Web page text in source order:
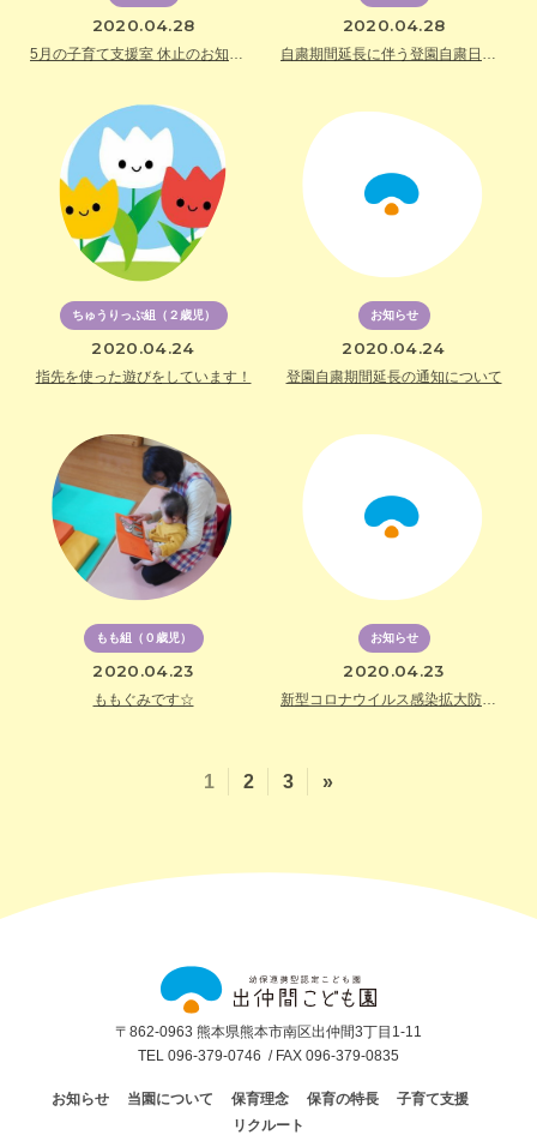
2020.04.28
5月の子育て支援室 休止のお知らせ
2020.04.28
自粛期間延長に伴う登園自粛日調査について
ちゅうりっぷ組（２歳児）
2020.04.24
指先を使った遊びをしています！
お知らせ
2020.04.24
登園自粛期間延長の通知について
もも組（０歳児）
2020.04.23
ももぐみです☆
お知らせ
2020.04.23
新型コロナウイルス感染拡大防止のための登園自粛の要請について（期間延長）
1 2 3 »
出
仲
間
ど
園
〒862-0963 熊本県熊本市南区出仲間3丁目1-11
TEL 096-379-0746 / FAX 096-379-0835
お知らせ 当園について 保育理念 保育の特長
子育て支援
リクルート